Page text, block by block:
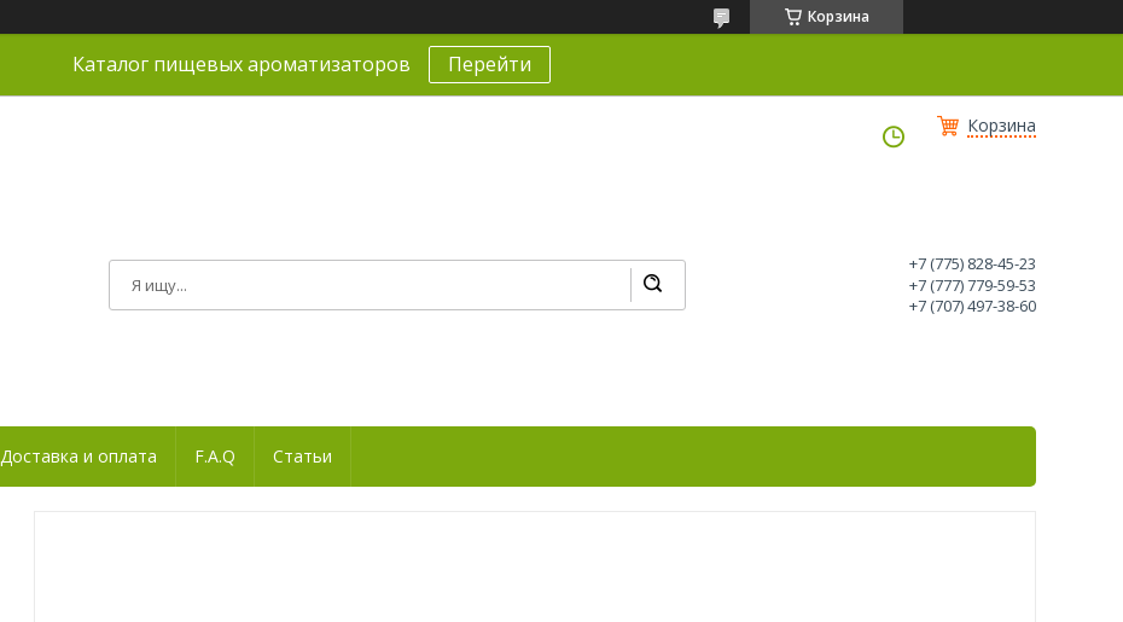
Корзина
Каталог пищевых ароматизаторов Перейти
Корзина
+7 (775) 828-45-23
+7 (777) 779-59-53
+7 (707) 497-38-60
Доставка и оплата F.A.Q Статьи